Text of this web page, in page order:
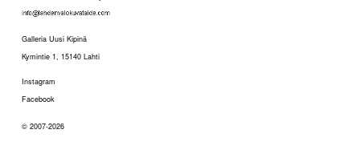
Galleria Uusi Kipinä
Kymintie 1, 15140 Lahti
Instagram
Facebook
© 2007-2026